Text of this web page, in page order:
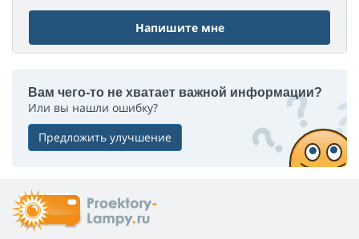
Напишите мне
Вам чего-то не хватает важной информации?
Или вы нашли ошибку?
Предложить улучшение